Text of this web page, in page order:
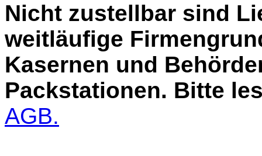
Nicht zustellbar sind
weitläufige
Kasernen und
Packstationen. Bitte
AGB.